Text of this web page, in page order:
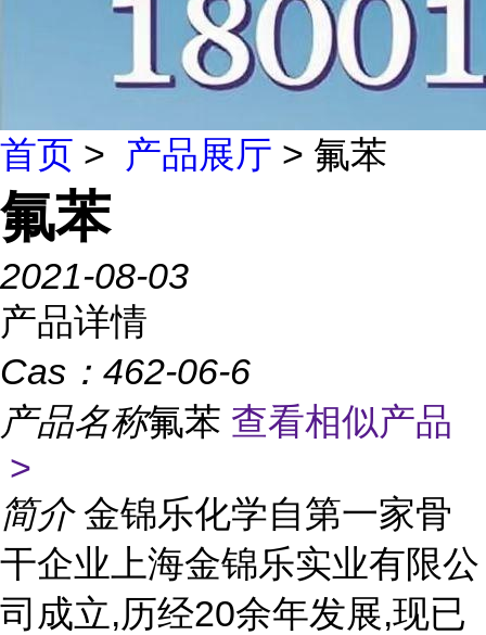
首页 > 产品展厅 > 氟苯
氟苯
2021-08-03
产品详情
Cas： 462-06-6
产品名称氟苯 查看相似产品
>
简介 金锦乐化学自第一家骨
干企业上海金锦乐实业有限公
司成立,历经20余年发展,现已